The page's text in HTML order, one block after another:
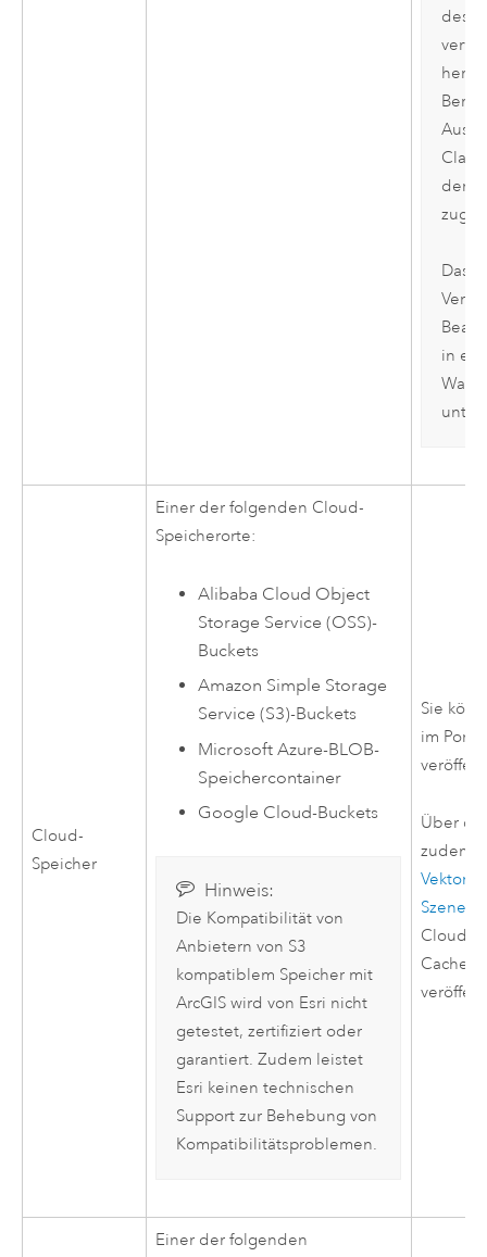
des
der
Das
in
Cloud-
Speicher
Einer der folgenden Cloud-
Speicherorte:
Alibaba Cloud Object
Storage Service (OSS)-
Buckets
Amazon Simple Storage
Service (S3)-Buckets
Microsoft Azure-BLOB-
Speichercontainer
Google Cloud-Buckets
Hinweis:
Die Kompatibilität von
Anbietern von S3
kompatiblem Speicher mit
ArcGIS wird von Esri nicht
getestet, zertifiziert oder
garantiert. Zudem leistet
Esri keinen technischen
Support zur Behebung von
Kompatibilitätsproblemen.
Sie
im
Über
zudem
Szenen-
Cloud-
Cache
Einer der folgenden